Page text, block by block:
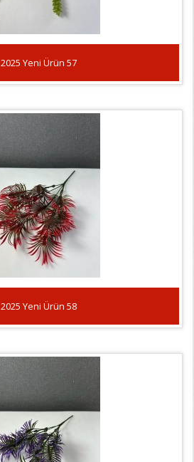
2025 Yeni Ürün 57
2025 Yeni Ürün 58